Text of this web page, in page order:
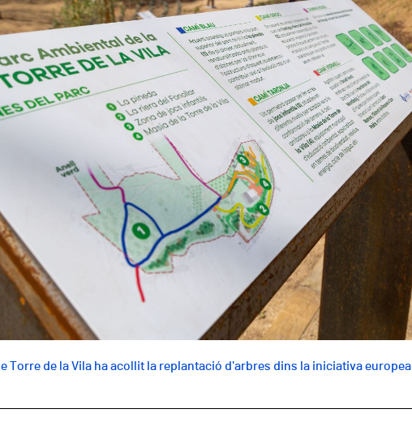
Torre de la Vila ha acollit la replantació d'arbres dins la iniciativa europea